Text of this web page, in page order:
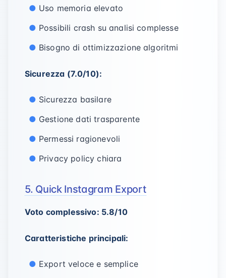
Uso memoria elevato
Possibili crash su analisi complesse
Bisogno di ottimizzazione algoritmi
Sicurezza (7.0/10):
Sicurezza basilare
Gestione dati trasparente
Permessi ragionevoli
Privacy policy chiara
5. Quick Instagram Export
Voto complessivo: 5.8/10
Caratteristiche principali:
Export veloce e semplice